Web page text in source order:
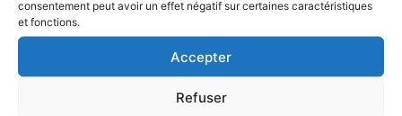
consentement peut avoir un effet négatif sur certaines caractéristiques
et fonctions.
Accepter
Refuser
femmes – Manifestation en soutien aux
femmes afghanes devant le parlement
européen à Bruxelles
25 novembre 2021